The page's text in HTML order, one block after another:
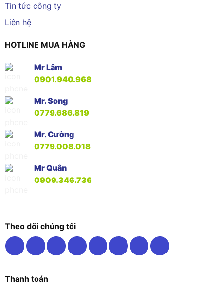
Tin tức công ty
Liên hệ
HOTLINE MUA HÀNG
Mr Lâm
0901.940.968
Mr. Song
0779.686.819
Mr. Cường
0779.008.018
Mr Quân
0909.346.736
Theo dõi chúng tôi
Thanh toán